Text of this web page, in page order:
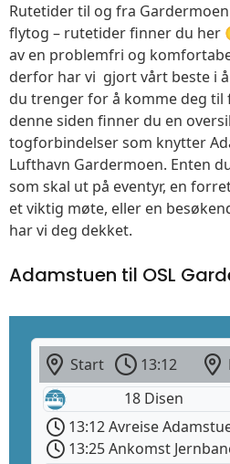
Rutetider til og fra
flytog – rutetider finner du her
av en problemfri og
derfor har vi gjort vårt beste i
du trenger for å komme deg til
denne siden finner du en
togforbindelser som knytter
Lufthavn Gardermoen. Enten
som skal ut på eventyr, en
et viktig møte, eller en
har vi deg dekket.
Adamstuen til OSL
Start 13:12
18 Disen
13:12 Avreise
13:25 Ankomst